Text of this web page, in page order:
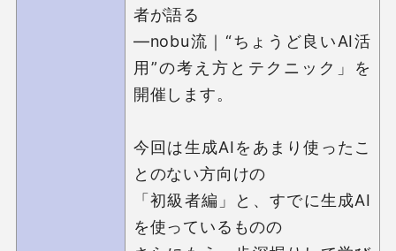
者が語る
―nobu流｜“ちょうど良いAI活
用”の考え方とテクニック」を
開催します。
今回は生成AIをあまり使ったこ
とのない方向けの
「初級者編」と、すでに生成AI
を使っているものの